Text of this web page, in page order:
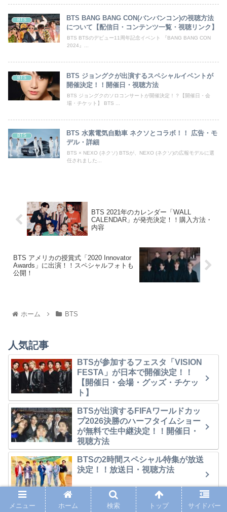
BTS
BTS BANG BANG CON(バンバンコン)の視聴方法
について【配信日・コンテンツ一覧・視聴リンク】
BTS BTSのデビュー11周年記念イベント 『BANG BANG CON
2024』...
BTS
BTS ジョングクが出演するスペシャルイベントが
開催決定！！開催日・視聴方法
BTS ジョングクのソロコンサートが開催決定！？【開催日・会
場・チケット】 BTS ...
BTS
BTS 水素電気自動車 ネクソとコラボ！！ 広告・モ
デル・詳細
BTS × NEXO (ネクソ) BTSが、NEXO (ネクソ)の広報モデルに選
任されました...
BTS 2021年のカレンダー「WALL
CALENDAR」が発売決定！！購入方法・
内容
BTS アメリカの授賞式「2020 Innovator
Awards」に出演！！スペシャルフォトも
公開！
ホーム BTS
人気記事
BTSが参加するフェスタ「VISION
FESTA」が日本で開催決定！！
【開催日・会場・グッズ・チケッ
ト】
BTSが出演するFIFAワールドカッ
プ2026決勝のハーフタイムショー
が無料で生中継決定！！開催日・
視聴方法
BTSの2時間スペシャル特集が放送
決定！！放送日・視聴方法
【地上波】BTSが出演するFIFAワ
メニュー ホーム 検索 トップ サイドバー